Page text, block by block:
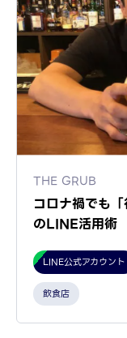
THE GRUB
コロナ禍でも
のLINE活用術
LINE公式アカウント
飲食店